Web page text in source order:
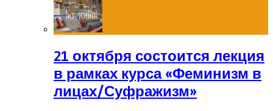
21 октября состоится лекция
в рамках курса «Феминизм в
лицах/Суфражизм»